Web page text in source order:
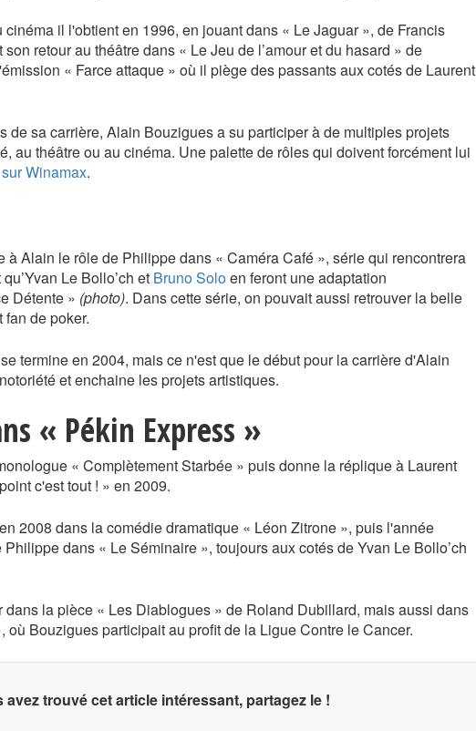
il l'obtient en 1996, en jouant dans « Le Jaguar », de Francis
retour au théâtre dans « Le Jeu de l’amour et du hasard » de
« Farce attaque » où il piège des passants aux cotés de Laurent
de sa carrière, Alain Bouzigues a su participer à de multiples projets
au théâtre ou au cinéma. Une palette de rôles qui doivent forcément lui
Winamax.
à Alain le rôle de Philippe dans « Caméra Café », série qui rencontrera
Le Bollo’ch et Bruno Soloen feront une adaptation
Détente » (photo). Dans cette série, on pouvait aussi retrouver la belle
fan de poker.
termine en 2004, mais ce n'est que le début pour la carrière d'Alain
et enchaine les projets artistiques.
« Pékin Express »
« Complètement Starbée » puis donne la réplique à Laurent
c'est tout ! » en 2009.
2008 dans la comédie dramatique « Léon Zitrone », puis l'année
dans « Le Séminaire », toujours aux cotés de Yvan Le Bollo’ch
dans la pièce « Les Diablogues » de Roland Dubillard, mais aussi dans
où Bouzigues participait au profit de la Ligue Contre le Cancer.
avez trouvé cet article intéressant, partagez le !